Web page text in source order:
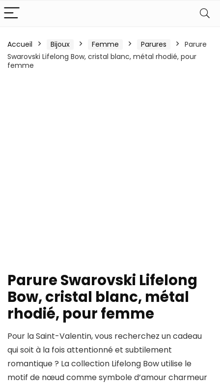
Accueil Bijoux Femme Parures
Parure
Swarovski Lifelong Bow, cristal blanc, métal rhodié, pour
femme
Parure Swarovski Lifelong
Bow, cristal blanc, métal
rhodié, pour femme
Pour la Saint-Valentin, vous recherchez un cadeau
qui soit à la fois attentionné et subtilement
romantique ? La collection Lifelong Bow utilise le
motif de nœud comme symbole d’amour charmeur